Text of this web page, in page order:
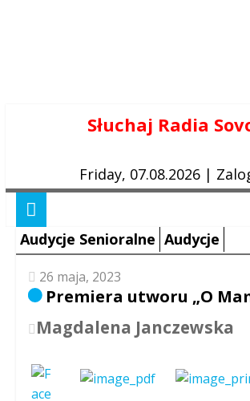
Słuchaj Radia
Friday, 07.08.2026 |
Audycje Senioralne Audycje
26 maja, 2023
Premiera utworu „O
Magdalena Janczewska